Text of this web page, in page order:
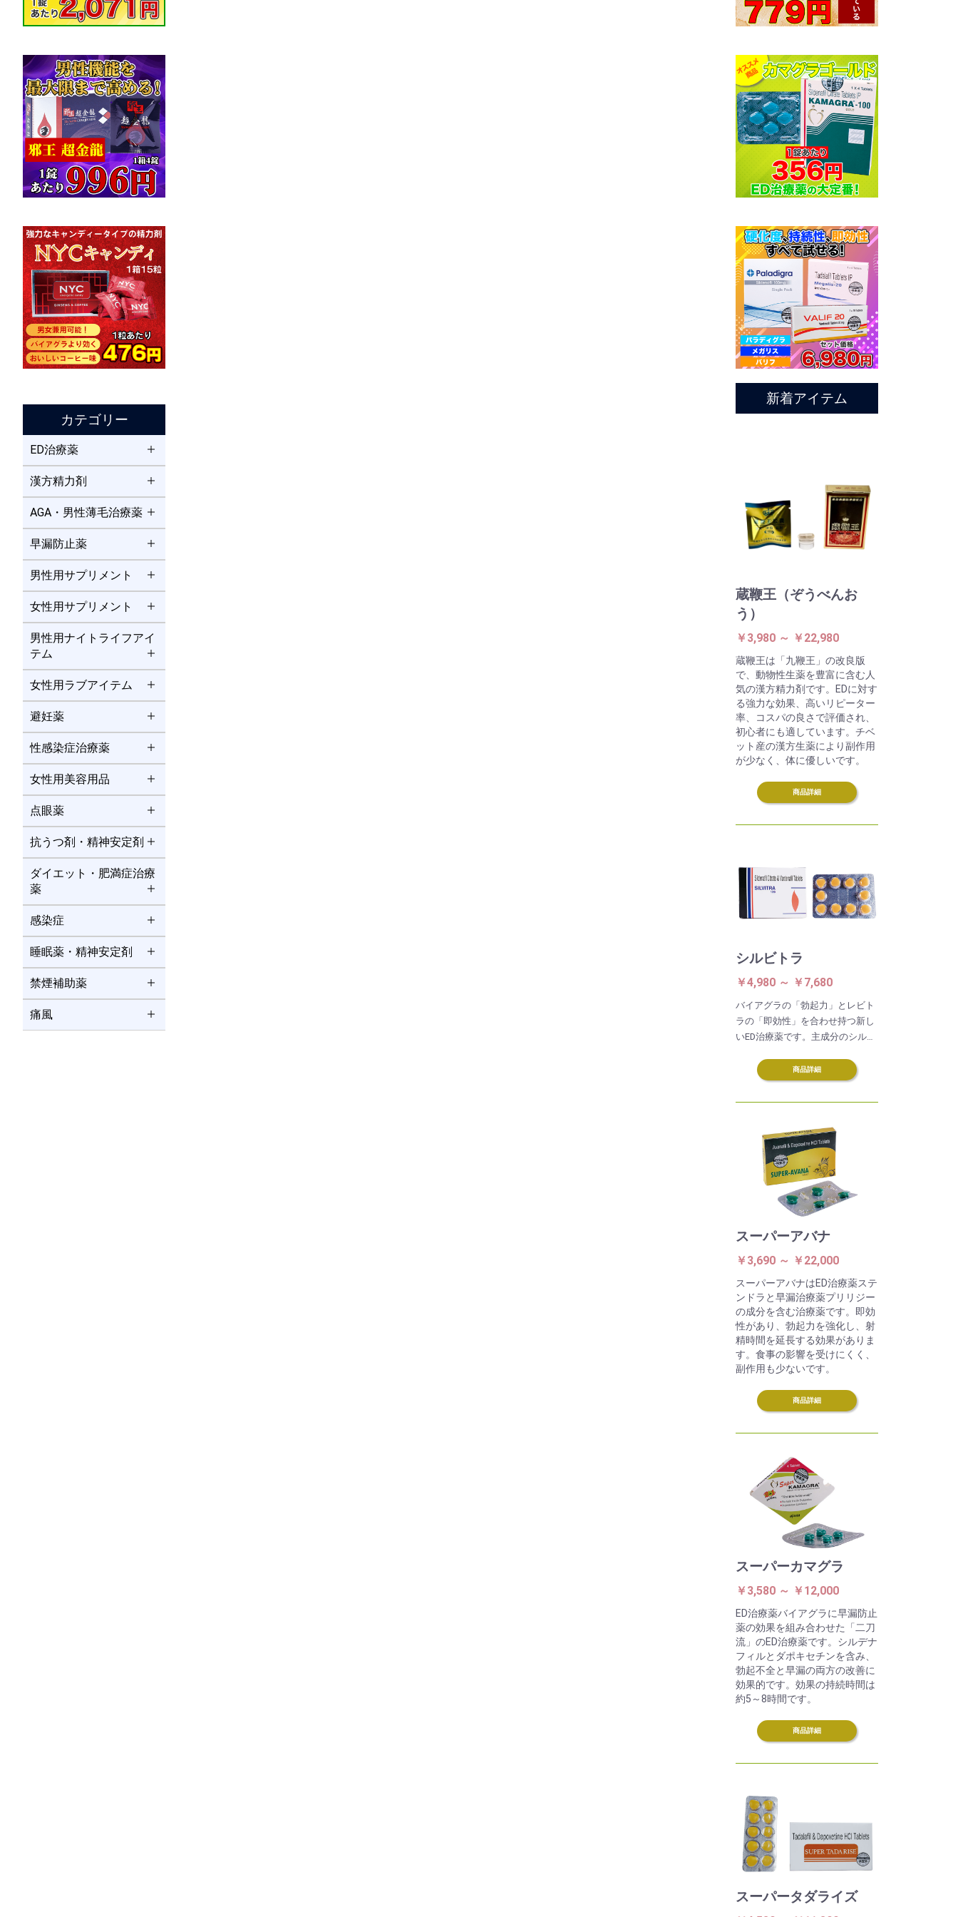
カテゴリー
ED治療薬
漢方精力剤
AGA・男性薄毛治療薬
早漏防止薬
男性用サプリメント
女性用サプリメント
男性用ナイトライフアイ
テム
女性用ラブアイテム
避妊薬
性感染症治療薬
女性用美容用品
点眼薬
抗うつ剤・精神安定剤
ダイエット・肥満症治療
薬
感染症
睡眠薬・精神安定剤
禁煙補助薬
痛風
新着アイテム
蔵鞭王（ぞうべんお
う）
￥3,980 ～ ￥22,980
蔵鞭王は「九鞭王」の改良版
で、動物性生薬を豊富に含む人
気の漢方精力剤です。EDに対す
る強力な効果、高いリピーター
率、コスパの良さで評価され、
初心者にも適しています。チベ
ット産の漢方生薬により副作用
が少なく、体に優しいです。
商品詳細
シルビトラ
￥4,980 ～ ￥7,680
バイアグラの「勃起力」とレビト
ラの「即効性」を合わせ持つ新し
いED治療薬です。主成分のシルデ
起を支援する酵素PDE-5を抑制
し、陰茎の血管拡張と海綿体組織
の弛緩を促進します。その効果は
商品詳細
スーパーアバナ
￥3,690 ～ ￥22,000
スーパーアバナはED治療薬ステ
ンドラと早漏治療薬プリリジー
の成分を含む治療薬です。即効
性があり、勃起力を強化し、射
精時間を延長する効果がありま
す。食事の影響を受けにくく、
副作用も少ないです。
商品詳細
スーパーカマグラ
￥3,580 ～ ￥12,000
ED治療薬バイアグラに早漏防止
薬の効果を組み合わせた「二刀
流」のED治療薬です。シルデナ
フィルとダポキセチンを含み、
勃起不全と早漏の両方の改善に
効果的です。効果の持続時間は
約5～8時間です。
商品詳細
スーパータダライズ